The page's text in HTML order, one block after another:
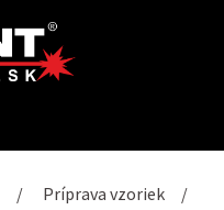
/ Príprava vzoriek
/